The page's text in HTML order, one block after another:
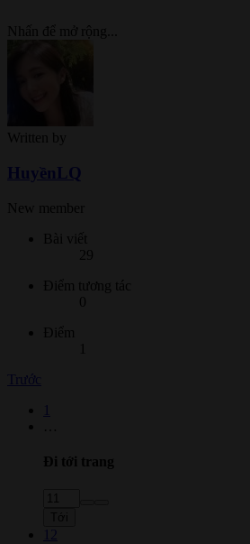
Nhấn để mở rộng...
Written by
HuyềnLQ
New member
Bài viết
29
Điểm tương tác
0
Điểm
Trước
Đi tới trang